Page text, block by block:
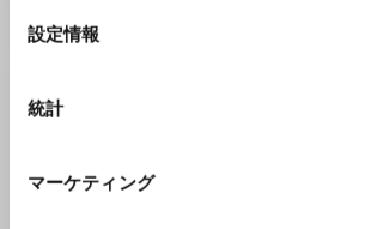
設定情報
統計
マーケティング
ニューアルバム『LOST AND FOUND』の
から
『LOST AND FOUND』ツアーの日程はこち